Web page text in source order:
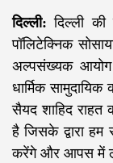
दिल्ली: दिल्ली
पॉलिटेक्निक
अल्पसंख्यक आयोग
धार्मिक
सैयद शाहिद राहत
है जिसके द्वारा हम
करेंगे और आपस में